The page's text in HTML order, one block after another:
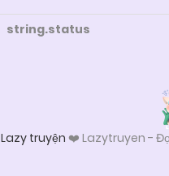
string.status
Lazy truyện ❤️ Lazytruyen -